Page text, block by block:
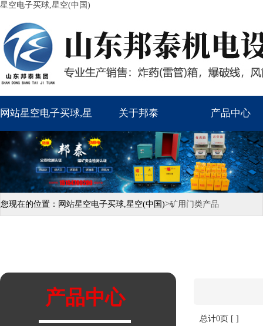
星空电子买球,星空(中国)
网站星空电子买球,星
空(中国)
关于邦泰 产品中心
您现在的位置： 网站星空电子买球,星空(中国)>矿用门类产品
产品中心
总计0页 [ ]